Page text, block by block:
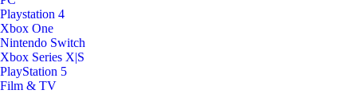
Playstation 4
Xbox One
Nintendo Switch
Xbox Series X|S
PlayStation 5
Film & TV